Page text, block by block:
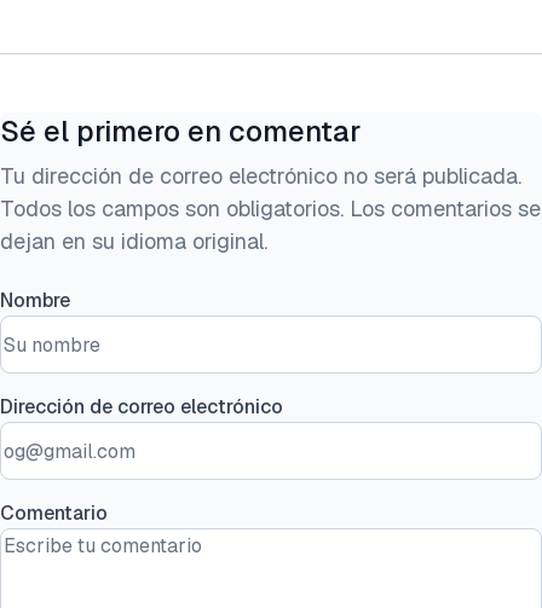
Sé el primero en comentar
Tu dirección de correo electrónico no será publicada.
Todos los campos son obligatorios. Los comentarios se
dejan en su idioma original.
Nombre
Dirección de correo electrónico
Comentario